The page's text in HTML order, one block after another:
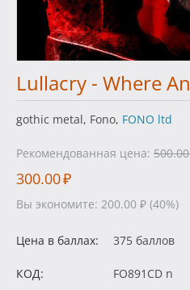
Lullacry - Where
gothic metal, Fono, FONO ltd
Рекомендованная цена: 500.00
300.00₽
Вы экономите: 200.00 ₽ (40%)
Цена в баллах: 375 баллов
КОД:
FO891CD n